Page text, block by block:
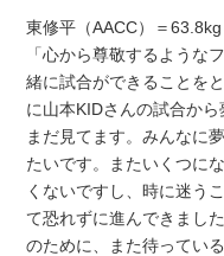
東修平（AACC）＝63.8kg
「心から尊敬するような
緒に試合ができることを
に山本KIDさんの試合か
まだ見てます。みんなに
たいです。またいくつに
くないですし、時に迷う
て恐れずに進んできまし
のために、また待ってい